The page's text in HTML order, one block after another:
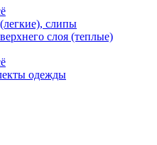
слипы
слоя (теплые)
одежды